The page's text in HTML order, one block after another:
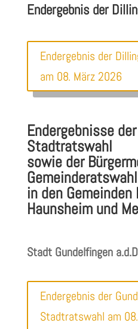
Endergebnis der
Endergebnis der
am 08. März 2026
Endergebnisse
Stadtratswahl
sowie der
in den Gemeinden
Haunsheim und
Stadt Gundelfingen
Endergebnis der
Stadtratswahl am